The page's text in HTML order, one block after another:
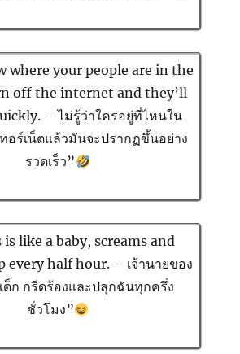
where your people are in the
off the internet and they’ll
– ไม่รู้ว่าใครอยู่ที่ไหนใน
อร์เน็ตแล้วมันจะปรากฏขึ้นอย่าง
รวดเร็ว”
is like a baby, screams and
every half hour. – เจ้านายของ
ด็ก กรีดร้องและปลุกฉันทุกครึ่ง
ชั่วโมง”